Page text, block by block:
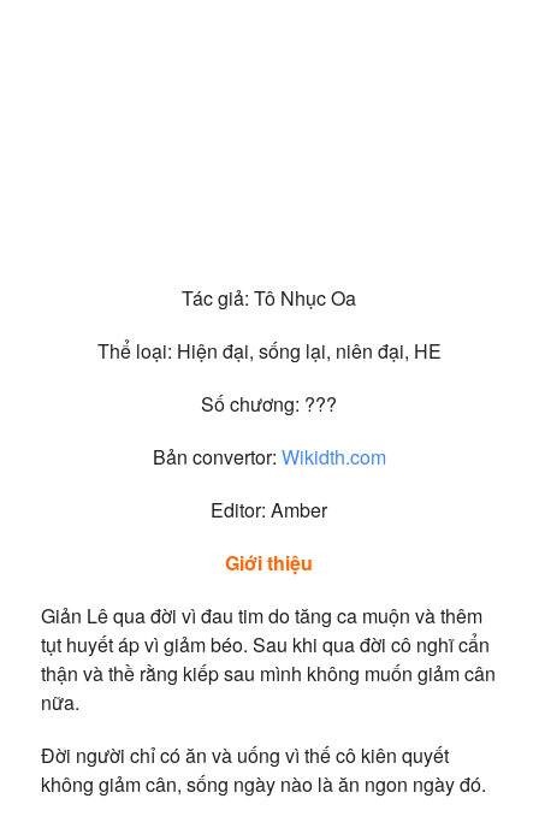
Tác giả: Tô Nhục Oa
Thể loại: Hiện đại, sống lại, niên đại, HE
Số chương: ???
Bản convertor: Wikidth.com
Editor: Amber
Giới thiệu
Giản Lê qua đời vì đau tim do tăng ca muộn và thêm
tụt huyết áp vì giảm béo. Sau khi qua đời cô nghĩ cẩn
thận và thề rằng kiếp sau mình không muốn giảm cân
nữa.
Đời người chỉ có ăn và uống vì thế cô kiên quyết
không giảm cân, sống ngày nào là ăn ngon ngày đó.